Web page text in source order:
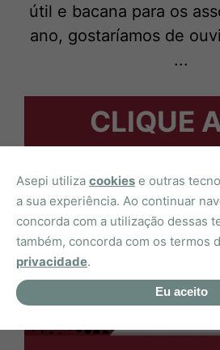
útil e bacana para os
ano, gostaríamos de
...
CLIQUE
Asepi utiliza cookies e outras
a sua experiência. Ao continuar
concorda com a utilização dessas
também, concorda com os termos
privacidade.
Eu aceito